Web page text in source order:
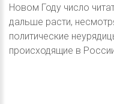
Новом Году число
дальше расти,
политические
происходящие в